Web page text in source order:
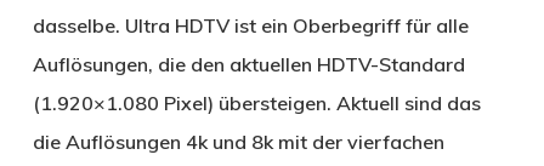
dasselbe. Ultra HDTV ist ein Oberbegriff für alle
Auflösungen, die den aktuellen HDTV-Standard
(1.920×1.080 Pixel) übersteigen. Aktuell sind das
die Auflösungen 4k und 8k mit der vierfachen